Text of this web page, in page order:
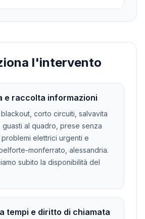
l'intervento
e raccolta informazioni
corto circuiti, salvavita
guasti al quadro, prese senza
elettrici urgenti e
monferrato, alessandria.
subito la disponibilità del
tempi e diritto di chiamata